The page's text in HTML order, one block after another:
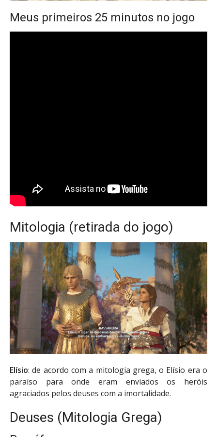
Meus primeiros 25 minutos no jogo
Mitologia (retirada do jogo)
Elísio: de acordo com a mitologia grega, o Elísio era o
paraíso para onde eram enviados os heróis
agraciados pelos deuses com a imortalidade.
Deuses (Mitologia Grega)